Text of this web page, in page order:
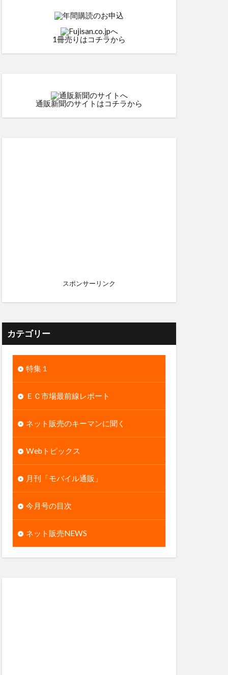
1冊売りはコチラから
通販新聞のサイトはコチラから
スポンサーリンク
カテゴリー
特集１
ＥＣ市場最前線レポート
ネット販売のキーマンに聞く
Webトピックス
月刊「モバイル通販」
今月号の目次
ネット販売NEWS